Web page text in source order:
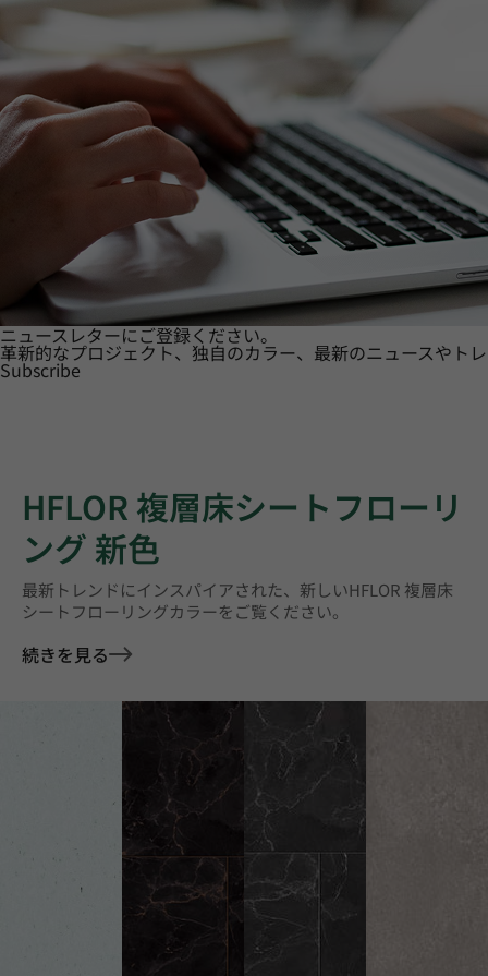
ニュースレターにご登録ください。
革新的なプロジェクト、独自のカラー、最新のニュースやト
Subscribe
HFLOR 複層床シートフローリ
ング 新色
最新トレンドにインスパイアされた、新しいHFLOR 複層床
シートフローリングカラーをご覧ください。
続きを見る